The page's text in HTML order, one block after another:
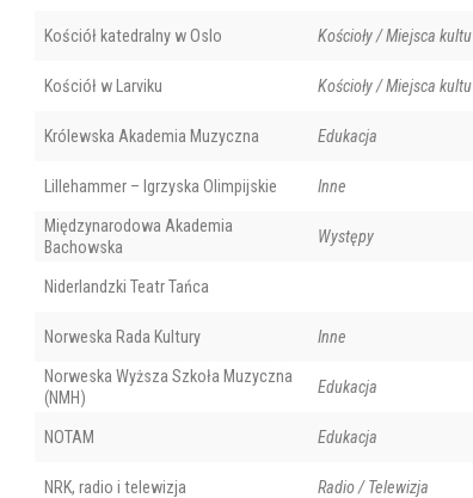
Kościół katedralny w Oslo Kościoły / Miejsca kultu
Kościół w Larviku Kościoły / Miejsca kultu
Królewska Akademia Muzyczna Edukacja
Lillehammer – Igrzyska Olimpijskie Inne
Międzynarodowa Akademia
Bachowska
Występy
Niderlandzki Teatr Tańca
Norweska Rada Kultury Inne
Norweska Wyższa Szkoła Muzyczna
(NMH)
Edukacja
NOTAM Edukacja
NRK, radio i telewizja Radio / Telewizja